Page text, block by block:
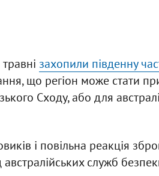
захопили південну
що регіон може стати
Сходу, або для
і повільна реакція
австралійських служб